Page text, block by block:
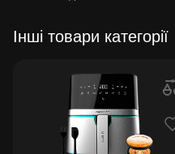
Інші товари категорії